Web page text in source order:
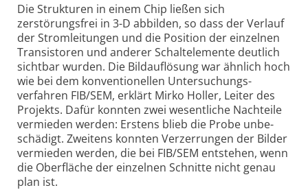
Die Strukturen in einem Chip ließen sich
zerstörungs­frei in 3-D abbilden, so dass der Verlauf
der Strom­leitungen und die Position der einzelnen
Transis­toren und anderer Schalt­elemente deutlich
sichtbar wurden. Die Bildauf­lösung war ähnlich hoch
wie bei dem konven­tionellen Untersuchungs­
verfahren FIB/SEM, erklärt Mirko Holler, Leiter des
Projekts. Dafür konnten zwei wesent­liche Nachteile
vermieden werden: Erstens blieb die Probe unbe­
schädigt. Zweitens konnten Verzer­rungen der Bilder
vermieden werden, die bei FIB/SEM entstehen, wenn
die Oberfläche der einzelnen Schnitte nicht genau
plan ist.